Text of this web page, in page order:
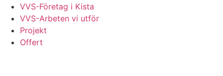
VVS-Företag i Kista
VVS-Arbeten vi utför
Projekt
Offert